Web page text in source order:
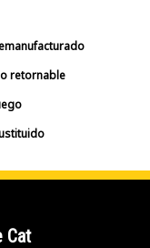
retornable
Cat